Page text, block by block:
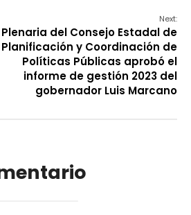
Next:
Plenaria del Consejo Estadal de
Planificación y Coordinación de
Políticas Públicas aprobó el
informe de gestión 2023 del
gobernador Luis Marcano